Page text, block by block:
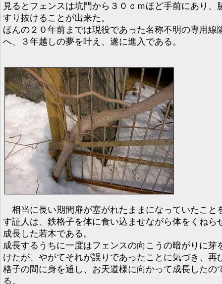
見るとフェンスは坑門から３０ｃｍほど手前にあり、
すり抜けることが出来た。
ほんの２０年前までは現役であった名称不明の専用線
へ、３年越しの夢を叶え、遂に進入である。
相当に長い期間扉が塞がれたままになっていたこと
す証人は、鉄格子を体に食い込ませながら体をくねら
成長した若木である。
成長するうちに一度はフェンスの向こうの暗がりに芽
けたが、やがてそれが誤りであったことに気づき、再
格子の間に身を通し、お天道様に向かって成長したの
る。